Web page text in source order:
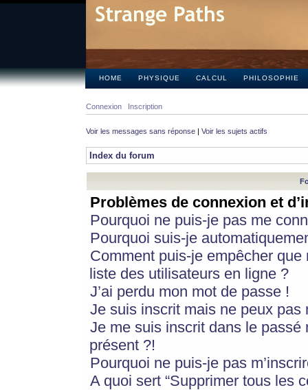
HOME PHYSIQUE CALCUL PHILOSOPHIE
Connexion Inscription
Voir les messages sans réponse | Voir les sujets actifs
Index du forum
Problèmes de connexion et
Pourquoi ne puis-je pas me
Pourquoi suis-je
Comment puis-je empêcher
liste des utilisateurs en ligne ?
J’ai perdu mon mot de passe !
Je suis inscrit mais ne peux pas
Je me suis inscrit dans le
présent ?!
Pourquoi ne puis-je pas
A quoi sert “Supprimer tous les